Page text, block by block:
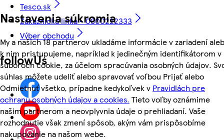
Nastavenia súkromia
My a našich 18 partnerov ukladáme informácie v zariadení
k nim pristupujeme, napríklad k jedinečným identifikátorom v
súboroch cookie, za účelom spracúvania osobných údajov.
súhlas môžete udeliť alebo spravovať voľbou Prijať alebo
Odmietnuť všetko, prípadne kedykoľvek v Pravidlách pre
ochranu osobných údajov a cookies. Tieto voľby oznámime
našim partnerom a neovplyvnia údaje o prehliadaní. Vaše
rozhodnutie však zmení spôsob, akým vám prispôsobíme
nakupovanie na našom webe.
Tesco.sk
Zákaznícka linka - 0800222333
Výber obchodu
followUs